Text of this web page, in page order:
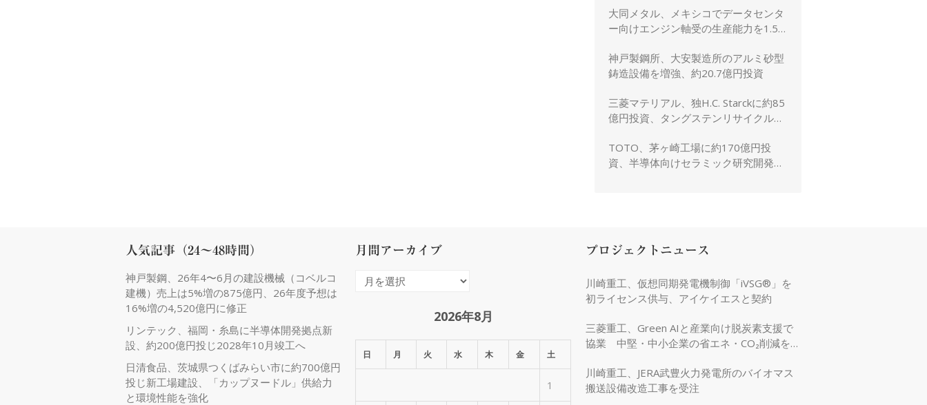
大同メタル、メキシコでデータセンタ
ー向けエンジン軸受の生産能力を1.5
神戸製鋼所、大安製造所のアルミ砂型
鋳造設備を増強、約20.7億円投資
三菱マテリアル、独H.C. Starckに約85
億円投資、タングステンリサイクル能
TOTO、茅ヶ崎工場に約170億円投
資、半導体向けセラミック研究開発棟
人気記事（24～48時間）
神戸製鋼、26年4〜6月の建設機械（コベルコ
建機）売上は5%増の875億円、26年度予想は
16%増の4,520億円に修正
リンテック、福岡・糸島に半導体開発拠点新
設、約200億円投じ2028年10月竣工へ
日清食品、茨城県つくばみらい市に約700億円
投じ新工場建設、「カップヌードル」供給力
と環境性能を強化
月間アーカイブ
カ
イ
2026年8月
日 月 火 水 木 金 土
1
プロジェクトニュース
川崎重工、仮想同期発電機制御「iVSG®」を
初ライセンス供与、アイケイエスと契約
三菱重工、Green AIと産業向け脱炭素支援で
協業 中堅・中小企業の省エネ・CO₂削減を強
川崎重工、JERA武豊火力発電所のバイオマス
搬送設備改造工事を受注